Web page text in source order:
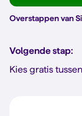
Overstappen van
Volgende stap:
Kies gratis tussen